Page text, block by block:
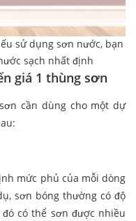
sử dụng sơn nước, bạn
sạch nhất định
giá 1 thùng sơn
cần dùng cho một dự
mức phủ của mỗi dòng
sơn bóng thường có độ
có thể sơn được nhiều